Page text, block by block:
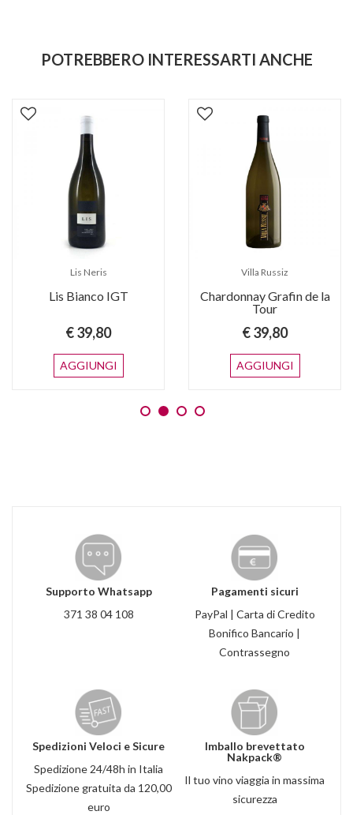
POTREBBERO INTERESSARTI ANCHE
Lis Neris
Lis Bianco IGT
€ 39,80
AGGIUNGI
Villa Russiz
Chardonnay Grafin de la
Tour
€ 39,80
AGGIUNGI
Supporto Whatsapp
371 38 04 108
Pagamenti sicuri
PayPal | Carta di Credito
Bonifico Bancario |
Contrassegno
Spedizioni Veloci e Sicure
Spedizione 24/48h in Italia
Spedizione gratuita da 120,00
euro
Imballo brevettato
Nakpack®
Il tuo vino viaggia in massima
sicurezza